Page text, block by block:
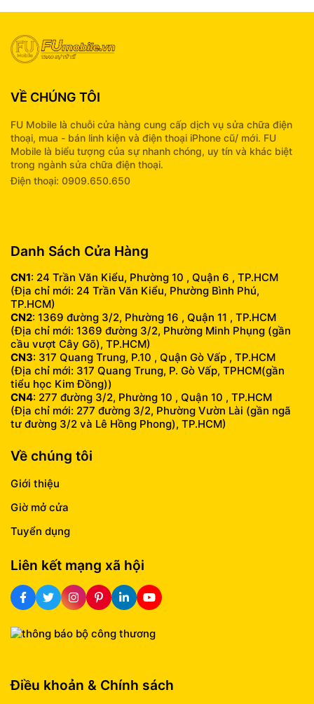
VỀ CHÚNG TÔI
FU Mobile là chuỗi cửa hàng cung cấp dịch vụ sửa chữa điện
thoại, mua - bán linh kiện và điện thoại iPhone cũ/ mới. FU
Mobile là biểu tượng của sự nhanh chóng, uy tín và khác biệt
trong ngành sửa chữa điện thoại.
Điện thoại: 0909.650.650
Danh Sách Cửa Hàng
CN1: 24 Trần Văn Kiểu, Phường 10 , Quận 6 , TP.HCM
(Địa chỉ mới: 24 Trần Văn Kiểu, Phường Bình Phú,
TP.HCM)
CN2: 1369 đường 3/2, Phường 16 , Quận 11 , TP.HCM
(Địa chỉ mới: 1369 đường 3/2, Phường Minh Phụng (gần
cầu vượt Cây Gõ), TP.HCM)
CN3: 317 Quang Trung, P.10 , Quận Gò Vấp , TP.HCM
(Địa chỉ mới: 317 Quang Trung, P. Gò Vấp, TPHCM(gần
tiểu học Kim Đồng))
CN4: 277 đường 3/2, Phường 10 , Quận 10 , TP.HCM
(Địa chỉ mới: 277 đường 3/2, Phường Vườn Lài (gần ngã
tư đường 3/2 và Lê Hồng Phong), TP.HCM)
Về chúng tôi
Giới thiệu
Giờ mở cửa
Tuyển dụng
Liên kết mạng xã hội
Điều khoản & Chính sách